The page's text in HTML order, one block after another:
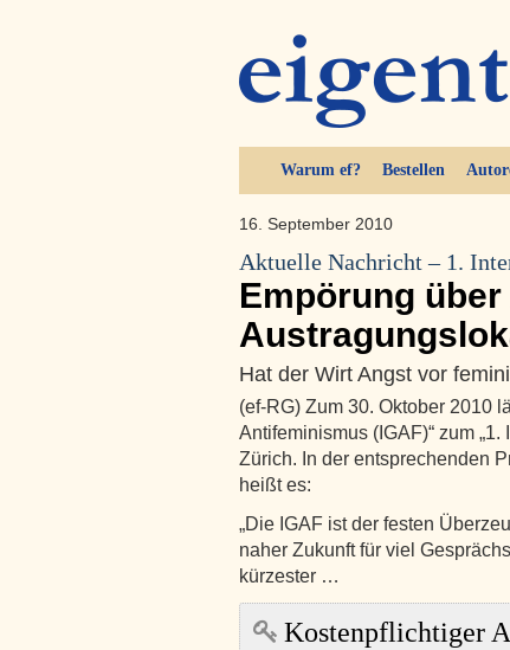
Warum ef? Bestellen
16. September 2010
Aktuelle Nachricht – 1.
Empörung
Hat der Wirt Angst vor
(ef-RG) Zum 30. Oktober 2010
Antifeminismus (IGAF)“ zum
Zürich. In der entsprechenden
heißt es:
„Die IGAF ist der festen
naher Zukunft für viel
kürzester …
Kostenpflichtiger